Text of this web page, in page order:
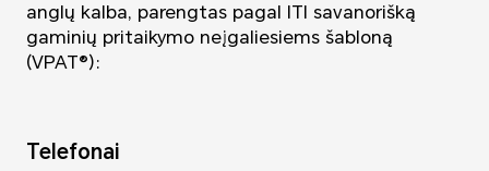
anglų kalba, parengtas pagal ITI savanorišką
gaminių pritaikymo neįgaliesiems šabloną
(VPAT®):
Telefonai